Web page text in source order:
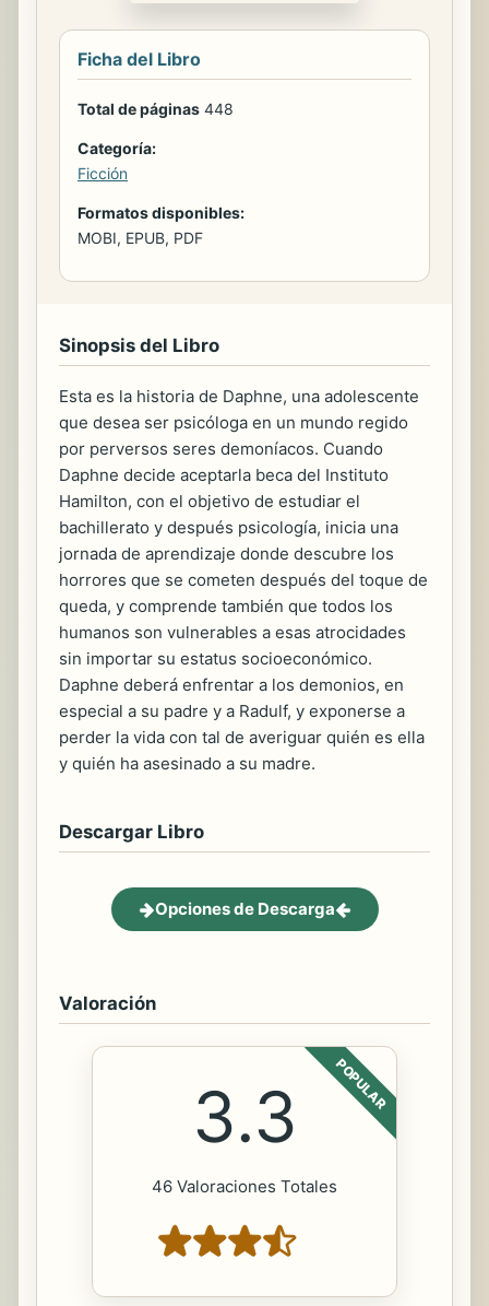
Ficha del Libro
Total de páginas 448
Categoría:
Ficción
Formatos disponibles:
MOBI, EPUB, PDF
Sinopsis del Libro
Esta es la historia de Daphne, una adolescente
que desea ser psicóloga en un mundo regido
por perversos seres demoníacos. Cuando
Daphne decide aceptarla beca del Instituto
Hamilton, con el objetivo de estudiar el
bachillerato y después psicología, inicia una
jornada de aprendizaje donde descubre los
horrores que se cometen después del toque de
queda, y comprende también que todos los
humanos son vulnerables a esas atrocidades
sin importar su estatus socioeconómico.
Daphne deberá enfrentar a los demonios, en
especial a su padre y a Radulf, y exponerse a
perder la vida con tal de averiguar quién es ella
y quién ha asesinado a su madre.
Descargar Libro
Opciones de Descarga
Valoración
POPULAR
3.3
46 Valoraciones Totales